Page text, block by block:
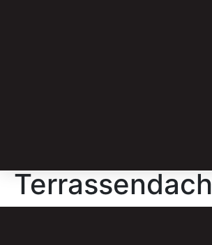
Terrassendach